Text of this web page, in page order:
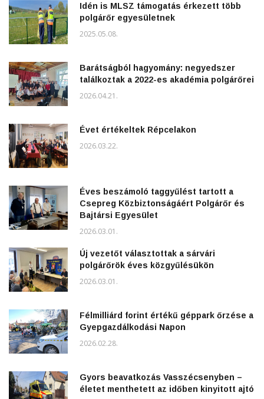
Idén is MLSZ támogatás érkezett több
polgárőr egyesületnek
2025.05.08.
Barátságból hagyomány: negyedszer
találkoztak a 2022-es akadémia polgárőrei
2026.04.21.
Évet értékeltek Répcelakon
2026.03.22.
Éves beszámoló taggyűlést tartott a
Csepreg Közbiztonságáért Polgárőr és
Bajtársi Egyesület
2026.03.01.
Új vezetőt választottak a sárvári
polgárőrök éves közgyűlésükön
2026.03.01.
Félmilliárd forint értékű géppark őrzése a
Gyepgazdálkodási Napon
2026.02.28.
Gyors beavatkozás Vasszécsenyben –
életet menthetett az időben kinyitott ajtó